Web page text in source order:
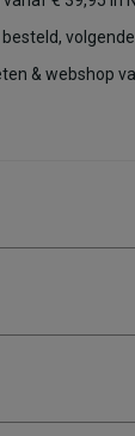
volgende
& webshop